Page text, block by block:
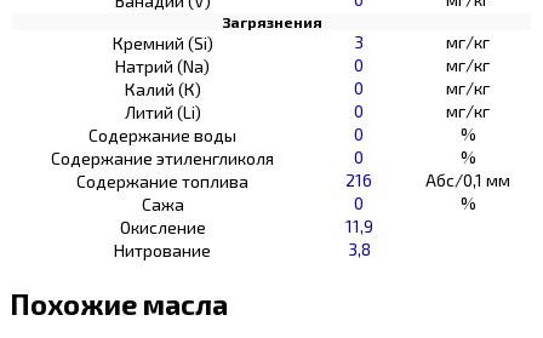
Загрязнения
Кремний (Si) 3
мг/кг
Натрий (Na)
0
мг/кг
Калий (К)
0
мг/кг
Литий (Li)
0
мг/кг
Содержание воды
0
%
Содержание этиленгликоля
0
%
Содержание топлива
216
Абс/0,1 мм
Сажа
0
%
Окисление
11,9
Нитрование
3,8
Похожие масла